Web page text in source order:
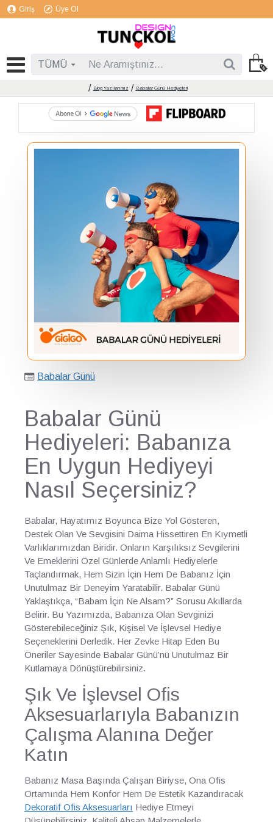
Giriş Üye Ol
TÜMÜ
Blog Yazılarımız Babalar Günü Hediyeleri
Babalar Günü
Babalar Günü
Hediyeleri: Babanıza
En Uygun Hediyeyi
Nasıl Seçersiniz?
Babalar, Hayatımız Boyunca Bize Yol Gösteren,
Destek Olan Ve Sevgisini Daima Hissettiren En Kıymetli
Varlıklarımızdan Biridir. Onların Karşılıksız Sevgilerini
Ve Emeklerini Özel Günlerde Anlamlı Hediyelerle
Taçlandırmak, Hem Sizin İçin Hem De Babanız İçin
Unutulmaz Bir Deneyim Yaratabilir. Babalar Günü
Yaklaştıkça, “Babam İçin Ne Alsam?” Sorusu Akıllarda
Belirir. Bu Yazımızda, Babanıza Olan Sevginizi
Gösterebileceğiniz Şık, Kişisel Ve İşlevsel Hediye
Seçeneklerini Derledik. Her Zevke Hitap Eden Bu
Öneriler Sayesinde Babalar Günü’nü Unutulmaz Bir
Kutlamaya Dönüştürebilirsiniz.
Şık Ve İşlevsel Ofis
Aksesuarlarıyla Babanızın
Çalışma Alanına Değer
Katın
Babanız Masa Başında Çalışan Biriyse, Ona Ofis
Ortamında Hem Konfor Hem De Estetik Kazandıracak
Dekoratif Ofis Aksesuarları Hediye Etmeyi